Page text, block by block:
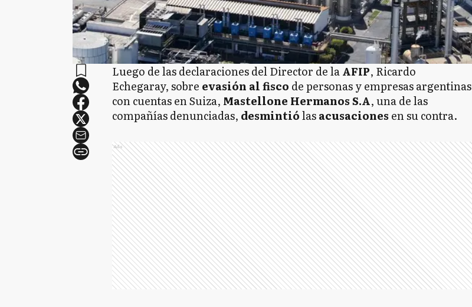
Luego de las declaraciones del Director de laAFIP, Ricardo
Echegaray, sobre evasión al fisco depersonas y empresas argentinas
con cuentas en Suiza, Mastellone Hermanos S.A, una de las
compañías denunciadas, desmintiólasacusaciones en su contra.
Ads